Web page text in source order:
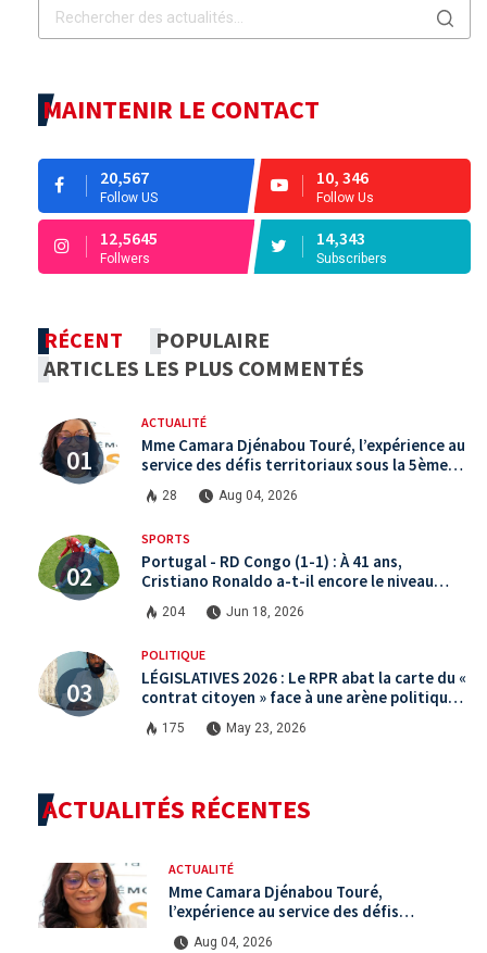
MAINTENIR LE CONTACT
20,567
Follow US
10, 346
Follow Us
12,5645
Follwers
14,343
Subscribers
RÉCENT
POPULAIRE
ARTICLES LES PLUS COMMENTÉS
ACTUALITÉ
Mme Camara Djénabou Touré, l’expérience au
service des défis territoriaux sous la 5ème
République
28 Aug 04, 2026
SPORTS
Portugal - RD Congo (1-1) : À 41 ans,
Cristiano Ronaldo a-t-il encore le niveau
international ?
204 Jun 18, 2026
POLITIQUE
LÉGISLATIVES 2026 : Le RPR abat la carte du «
contrat citoyen » face à une arène politique
saturée.
175 May 23, 2026
ACTUALITÉS RÉCENTES
ACTUALITÉ
Mme Camara Djénabou Touré,
l’expérience au service des défis
territoriaux sous la 5ème République
Aug 04, 2026